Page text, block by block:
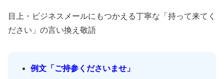
目上・ビジネスメールにもつかえる丁寧な「持って来てく
ださい」の言い換え敬語
例文「ご持参くださいませ」